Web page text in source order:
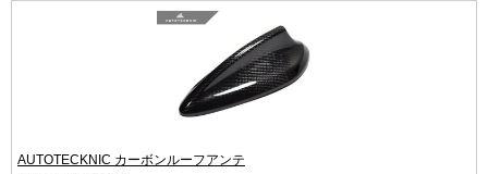
AUTOTECKNIC カーボンルーフアンテ